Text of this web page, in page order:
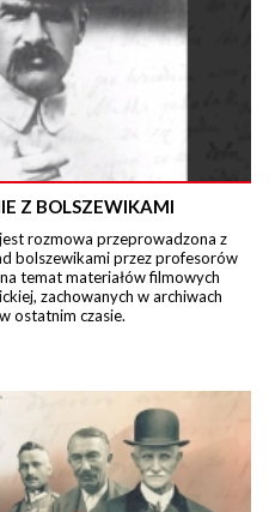
Z BOLSZEWIKAMI
rozmowa przeprowadzona z
bolszewikami przez profesorów
temat materiałów filmowych
zachowanych w archiwach
ostatnim czasie.